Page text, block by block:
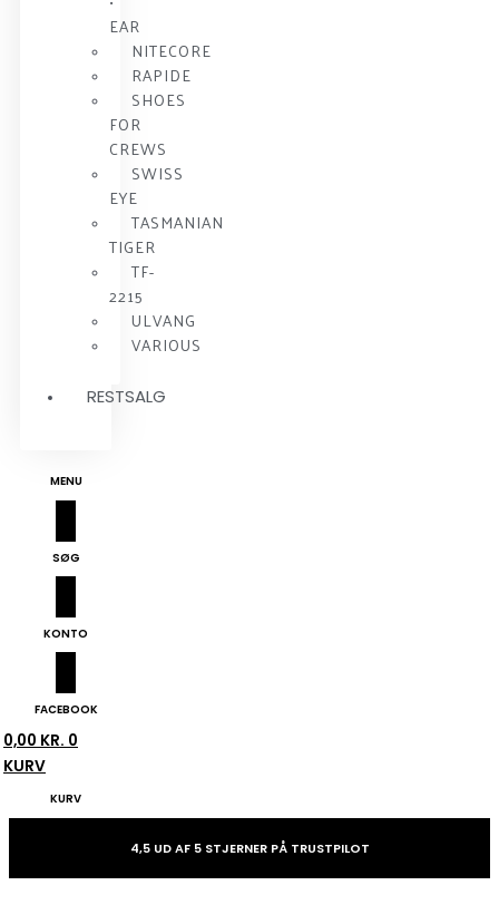
EAR
NITECORE
RAPIDE
SHOES
FOR
CREWS
SWISS
EYE
TASMANIAN
TIGER
TF-
2215
ULVANG
VARIOUS
RESTSALG
MENU
SØG
KONTO
FACEBOOK
0,00 KR. 0
KURV
KURV
4,5 UD AF 5 STJERNER PÅ TRUSTPILOT